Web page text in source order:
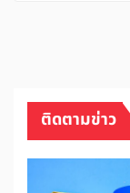
ติดตามข่าว